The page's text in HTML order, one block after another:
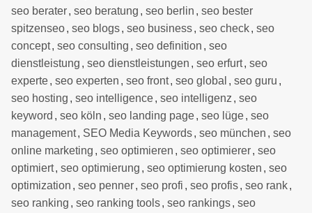
seo berater, seo beratung , seo berlin , seo bester
spitzenseo, seo blogs, seo business, seo check, seo
concept, seo consulting , seo definition , seo
dienstleistung , seo dienstleistungen , seo erfurt, seo
experte, seo experten , seo front, seo global , seo guru ,
seo hosting , seo intelligence, seo intelligenz , seo
keyword , seo köln , seo landing page, seo lüge, seo
management, SEO Media Keywords, seo münchen , seo
online marketing , seo optimieren , seo optimierer, seo
optimiert, seo optimierung , seo optimierung kosten , seo
optimization , seo penner, seo profi , seo profis, seo rank,
seo ranking , seo ranking tools, seo rankings, seo